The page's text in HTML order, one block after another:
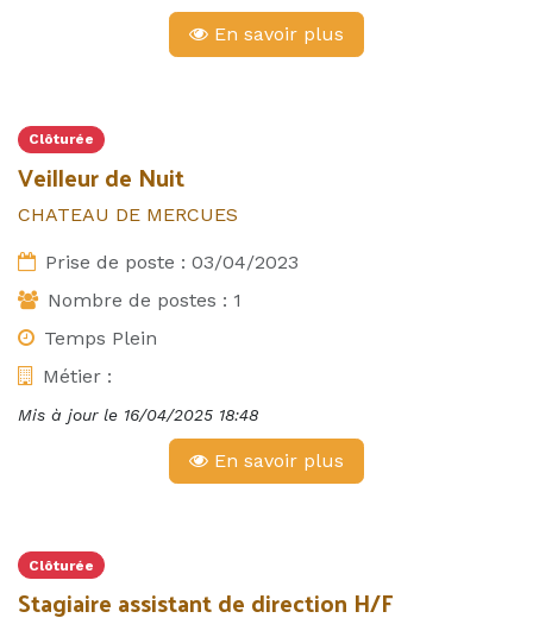
En savoir plus
Clôturée
Veilleur de Nuit
CHATEAU DE MERCUES
Prise de poste : 03/04/2023
Nombre de postes : 1
Temps Plein
Métier :
Mis à jour le 16/04/2025 18:48
En savoir plus
Clôturée
Stagiaire assistant de direction H/F